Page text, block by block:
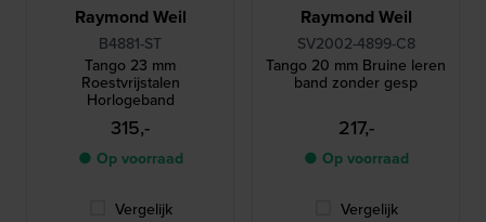
Raymond Weil
B4881-ST
Tango 23 mm
Roestvrijstalen
Horlogeband
315,-
● Op voorraad
Vergelijk
Raymond Weil
SV2002-4899-C8
Tango 20 mm Bruine leren
band zonder gesp
217,-
● Op voorraad
Vergelijk